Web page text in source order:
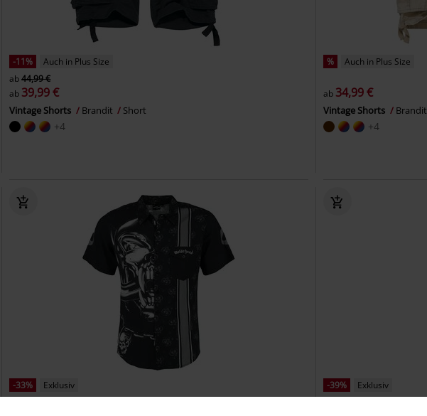
-11%
Auch in Plus Size
ab44,99 €
ab 39,99 €
Vintage Shorts Brandit Short
+4
% Auch in Plus Size
ab 34,99 €
Vintage Shorts Brandit
+4
-33%
Exklusiv
-39%
Exklusiv